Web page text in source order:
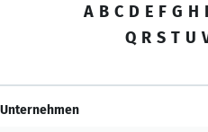
A B C D E F G H I
Q R S T U
Unternehmen